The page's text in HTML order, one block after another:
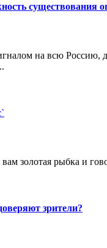
существования
на всю
золотая рыбка и
зрители?